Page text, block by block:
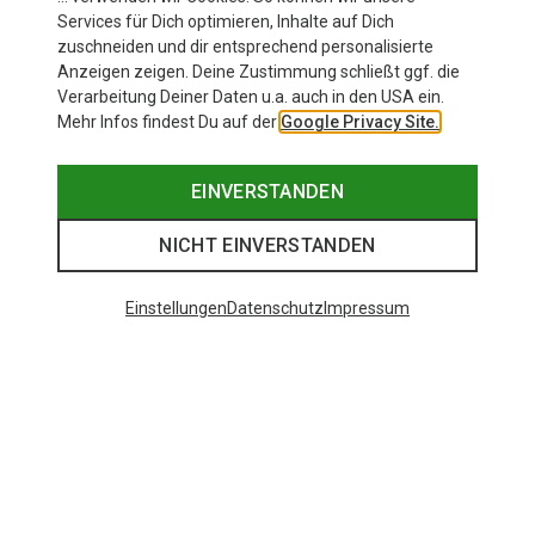
Zur Produktseite
Services für Dich optimieren, Inhalte auf Dich
zuschneiden und dir entsprechend personalisierte
Anzeigen zeigen. Deine Zustimmung schließt ggf. die
Verarbeitung Deiner Daten u.a. auch in den USA ein.
Mehr Infos findest Du auf der Google Privacy Site.
EINVERSTANDEN
NICHT EINVERSTANDEN
EinstellungenDatenschutz Impressum